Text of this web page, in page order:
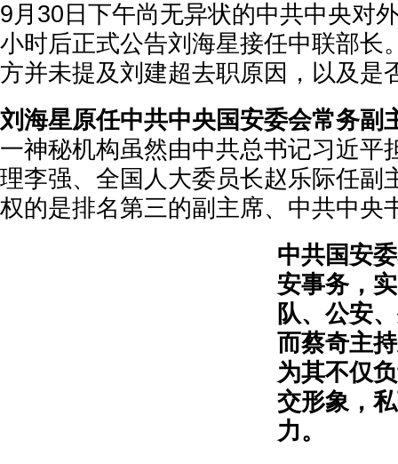
9月30日下午尚无异状的中共中央对
小时后正式公告刘海星接任中联部长
方并未提及刘建超去职原因，以及是
刘海星原任中共中央国安委会常务副
一神秘机构虽然由中共总书记习近平
理李强、全国人大委员长赵乐际任副
权的是排名第三的副主席、中共中央
中共国安
安事务，
队、公安
而蔡奇主
为其不仅
交形象，
力。